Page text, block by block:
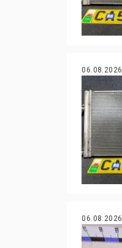
06.08.2026
06.08.2026